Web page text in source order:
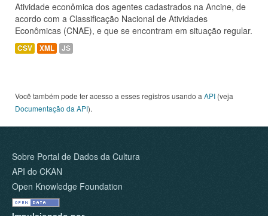
Atividade econômica dos agentes cadastrados na Ancine, de
acordo com a Classificação Nacional de Atividades
Econômicas (CNAE), e que se encontram em situação regular.
CSV XML JS
Você também pode ter acesso a esses registros usando a API (veja
Documentação da API).
Sobre Portal de Dados da Cultura
API do CKAN
Open Knowledge Foundation